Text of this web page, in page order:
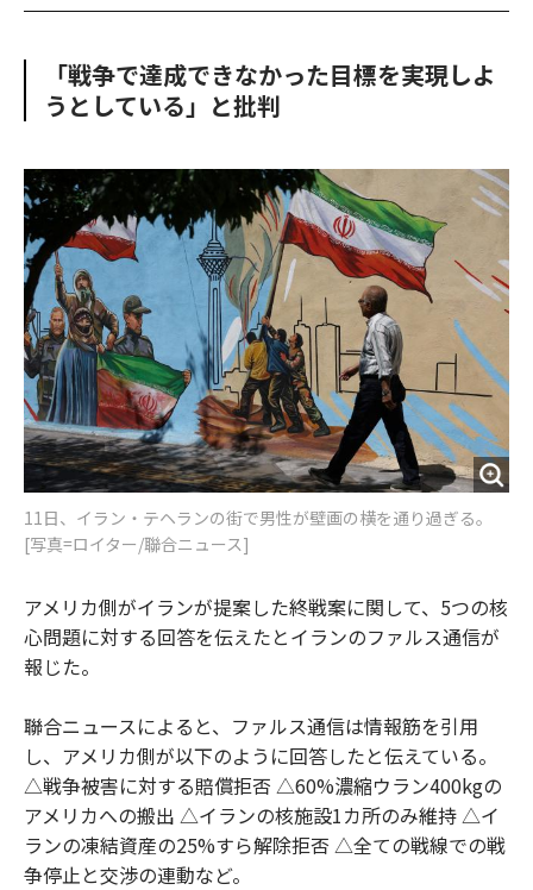
c
o
k
i
e
r
o
u
o
n
「戦争で達成できなかった目標を実現しよ
うとしている」と批判
11日、イラン・テヘランの街で男性が壁画の横を通り過ぎる。
[写真=ロイター/聯合ニュース]
アメリカ側がイランが提案した終戦案に関して、5つの核
心問題に対する回答を伝えたとイランのファルス通信が
報じた。
聯合ニュースによると、ファルス通信は情報筋を引用
し、アメリカ側が以下のように回答したと伝えている。
△戦争被害に対する賠償拒否 △60%濃縮ウラン400kgの
アメリカへの搬出 △イランの核施設1カ所のみ維持 △イ
ランの凍結資産の25%すら解除拒否 △全ての戦線での戦
争停止と交渉の連動など。